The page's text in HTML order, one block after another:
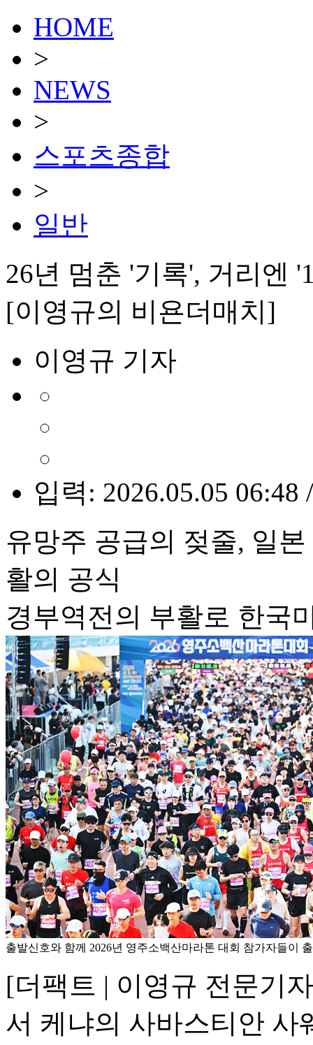
HOME
>
NEWS
>
스포츠종합
>
일반
26년 멈춘 '기록', 거리엔
[이영규의 비욘더매치]
이영규 기자
입력: 2026.05.05 06:48
유망주 공급의 젖줄, 일
활의 공식
경부역전의 부활로 한국
출발신호와 함께 2026년 영주소백산마라톤 대회 참가자들이
[더팩트 | 이영규 전문기
서 케냐의 사바스티안 사